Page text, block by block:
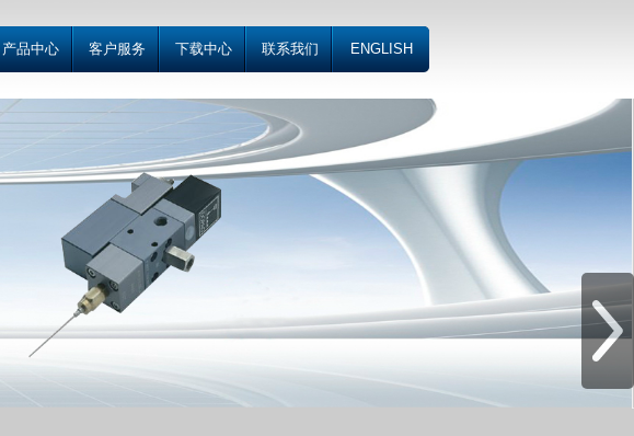
产品中心 客户服务 下载中心 联系我们 ENGLISH